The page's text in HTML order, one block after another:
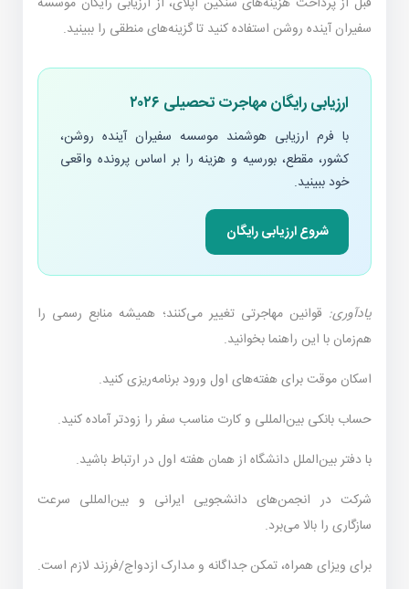
سفیران آینده روشن استفاده کنید تا گزینه‌های منطقی را ببینید.
ارزیابی رایگان مهاجرت تحصیلی ۲۰۲۶
با فرم ارزیابی هوشمند موسسه سفیران آینده روشن،
کشور، مقطع، بورسیه و هزینه را بر اساس پرونده واقعی
خود ببینید.
شروع ارزیابی رایگان
یادآوری: قوانین مهاجرتی تغییر می‌کنند؛ همیشه منابع رسمی را
هم‌زمان با این راهنما بخوانید.
اسکان موقت برای هفته‌های اول ورود برنامه‌ریزی کنید.
حساب بانکی بین‌المللی و کارت مناسب سفر را زودتر آماده کنید.
با دفتر بین‌الملل دانشگاه از همان هفته اول در ارتباط باشید.
شرکت در انجمن‌های دانشجویی ایرانی و بین‌المللی سرعت
سازگاری را بالا می‌برد.
برای ویزای همراه، تمکن جداگانه و مدارک ازدواج/فرزند لازم است.